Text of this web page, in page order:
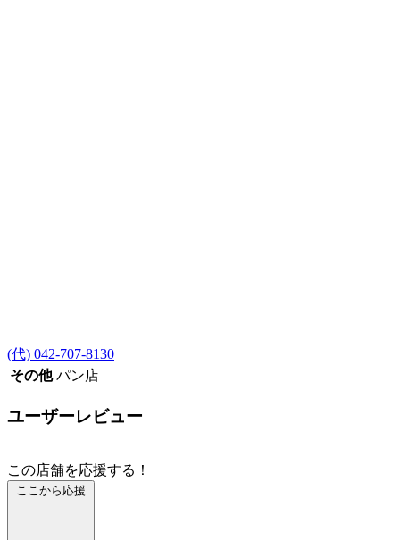
(代) 042-707-8130
その他 パン店
ユーザーレビュー
この店舗を応援する！
ここから応援